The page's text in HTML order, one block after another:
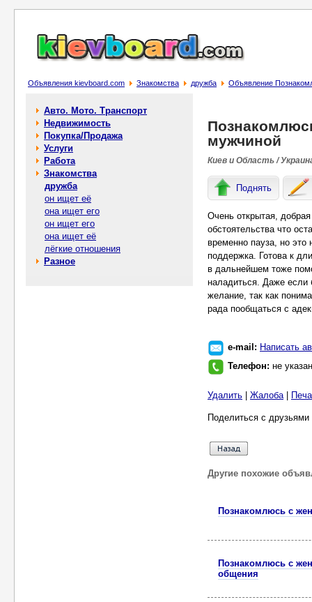
Объявления kievboard.com Знакомства дружба Объявление
Авто. Мото. Транспорт
Недвижимость
Покупка/Продажа
Услуги
Работа
Знакомства
дружба
он ищет её
она ищет его
он ищет его
она ищет её
лёгкие отношения
Разное
мужчиной
Киев и Область /
Поднять
Очень открытая,
обстоятельства что
временно пауза, но это
поддержка. Готова к
в дальнейшем тоже
наладиться. Даже если
желание, так как
рада пообщаться с
e-mail: Написать
Телефон: не указан
Удалить Жалоба|
Поделиться с
Другие похожие
Познакомлюсь с
Познакомлюсь с
общения